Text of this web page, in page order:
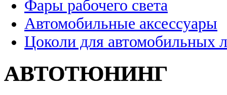
Фары рабочего света
Автомобильные аксессуары
Цоколи для автомобильных
АВТОТЮНИНГ